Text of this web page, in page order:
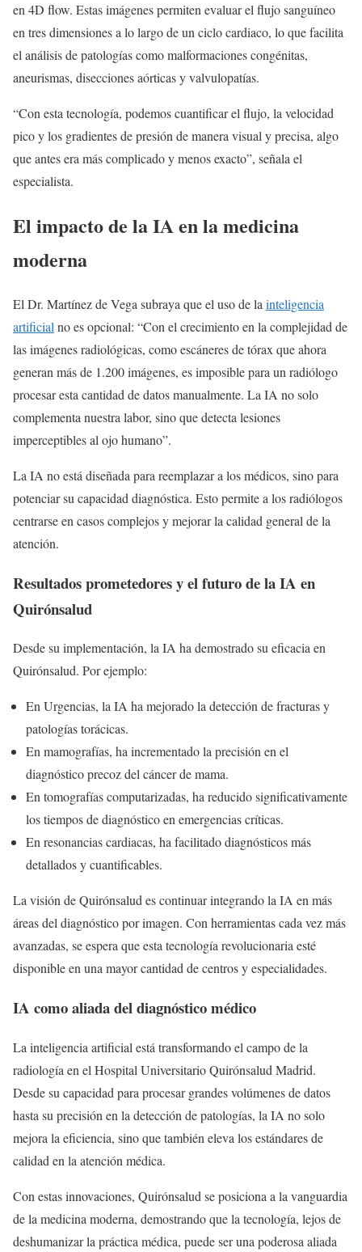
en 4D flow. Estas imágenes permiten evaluar el flujo sanguíneo
en tres dimensiones a lo largo de un ciclo cardiaco, lo que facilita
el análisis de patologías como malformaciones congénitas,
aneurismas, disecciones aórticas y valvulopatías.
“Con esta tecnología, podemos cuantificar el flujo, la velocidad
pico y los gradientes de presión de manera visual y precisa, algo
que antes era más complicado y menos exacto”, señala el
especialista.
El impacto de la IA en la medicina
moderna
El Dr. Martínez de Vega subraya que el uso de la inteligencia
artificial no es opcional: “Con el crecimiento en la complejidad de
las imágenes radiológicas, como escáneres de tórax que ahora
generan más de 1.200 imágenes, es imposible para un radiólogo
procesar esta cantidad de datos manualmente. La IA no solo
complementa nuestra labor, sino que detecta lesiones
imperceptibles al ojo humano”.
La IA no está diseñada para reemplazar a los médicos, sino para
potenciar su capacidad diagnóstica. Esto permite a los radiólogos
centrarse en casos complejos y mejorar la calidad general de la
atención.
Resultados prometedores y el futuro de la IA en
Quirónsalud
Desde su implementación, la IA ha demostrado su eficacia en
Quirónsalud. Por ejemplo:
En Urgencias, la IA ha mejorado la detección de fracturas y
patologías torácicas.
En mamografías, ha incrementado la precisión en el
diagnóstico precoz del cáncer de mama.
En tomografías computarizadas, ha reducido significativamente
los tiempos de diagnóstico en emergencias críticas.
En resonancias cardiacas, ha facilitado diagnósticos más
detallados y cuantificables.
La visión de Quirónsalud es continuar integrando la IA en más
áreas del diagnóstico por imagen. Con herramientas cada vez más
avanzadas, se espera que esta tecnología revolucionaria esté
disponible en una mayor cantidad de centros y especialidades.
IA como aliada del diagnóstico médico
La inteligencia artificial está transformando el campo de la
radiología en el Hospital Universitario Quirónsalud Madrid.
Desde su capacidad para procesar grandes volúmenes de datos
hasta su precisión en la detección de patologías, la IA no solo
mejora la eficiencia, sino que también eleva los estándares de
calidad en la atención médica.
Con estas innovaciones, Quirónsalud se posiciona a la vanguardia
de la medicina moderna, demostrando que la tecnología, lejos de
deshumanizar la práctica médica, puede ser una poderosa aliada